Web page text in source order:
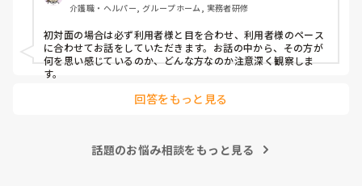
介護職・ヘルパー, グループホーム, 実務者研修
初対面の場合は必ず利用者様と目を合わせ、利用者様のペース
に合わせてお話をしていただきます。お話の中から、その方が
何を思い感じているのか、どんな方なのか注意深く観察しま
す。
回答をもっと見る
話題のお悩み相談をもっと見る